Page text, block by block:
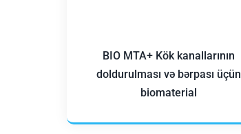
BIO MTA+ Kök kanallarının
doldurulması və bərpası üçün
biomaterial